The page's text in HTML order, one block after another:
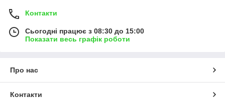
Контакти
Сьогодні працює з 08:30 до 15:00
Показати весь графік роботи
Про нас
Контакти